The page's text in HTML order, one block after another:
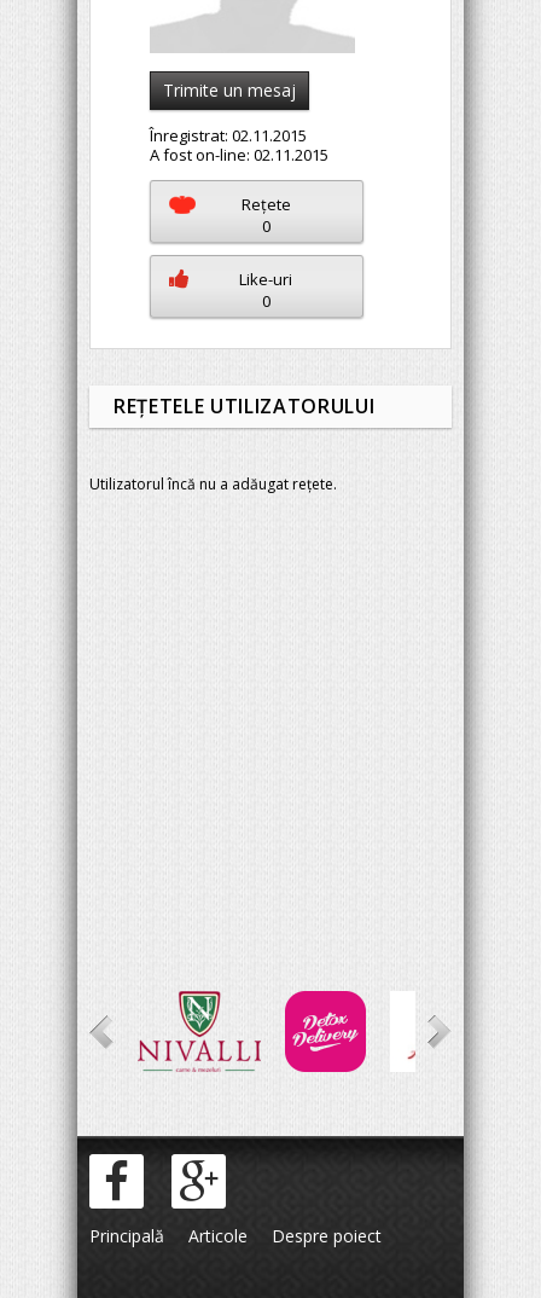
Trimite un mesaj
Înregistrat: 02.11.2015
A fost on-line: 02.11.2015
Reţete
0
Like-uri
0
REŢETELE UTILIZATORULUI
Utilizatorul încă nu a adăugat rețete.
Principală Articole Despre poiect